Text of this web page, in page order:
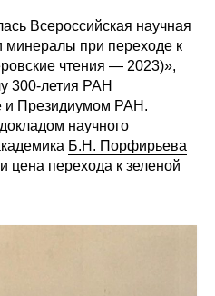
коррупции
Всероссийская научная
при переходе к
чтения — 2023)»,
300-летия РАН
и Президиумом РАН.
научного
Б.Н. Порфирьева
цена перехода к зеленой